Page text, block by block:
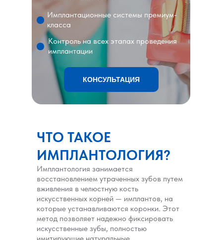
КОНСУЛЬТАЦИЯ
Имплантационные системы премиум-
класса
Контроль на всех этапах проведения
имплантации
ЧТО ТАКОЕ
ИМПЛАНТОЛОГИЯ?
Имплантология занимается
восстановлением утраченных зубов путем
вживления в челюстную кость
искусственных корней — имплантов, на
которые устанавливаются коронки. Этот
метод позволяет надежно фиксировать
искусственные зубы, полностью